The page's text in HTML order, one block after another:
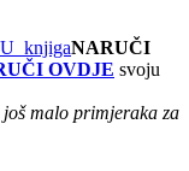
NARUČI
OVDJE svoju
malo primjeraka za